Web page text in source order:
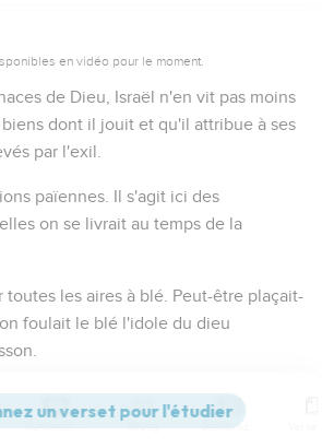
en vidéo pour le moment.
de Dieu, Israël n'en vit pas moins
dont il jouit et qu'il attribue à ses
par l'exil.
païennes. Il s'agit ici des
on se livrait au temps de la
toutes les aires à blé . Peut-être plaçait-
foulait le blé l'idole du dieu
: les biens qu'Israël attend
dieux auxquels il offre des sacrifices. Il
Commentaires Strong